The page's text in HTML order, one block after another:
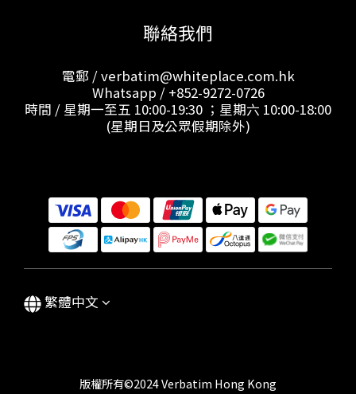
聯絡我們
電郵 / verbatim@whiteplace.com.hk
Whatsapp / +852-9272-0726
時間 / 星期一至五 10:00-19:30 ；星期六 10:00-18:00
(星期日及公眾假期除外)
繁體中文
版權所有©2024 Verbatim Hong Kong